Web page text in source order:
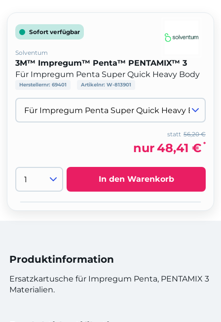
Sofort verfügbar
Solventum
3M™ Impregum™ Penta™ PENTAMIX™ 3
Für Impregum Penta Super Quick Heavy Body
Herstellernr: 69401 Artikelnr: W-813901
56,20 €
statt
nur48,41 € *
In den Warenkorb
Produktinformation
Ersatzkartusche für Impregum Penta, PENTAMIX 3
Materialien.